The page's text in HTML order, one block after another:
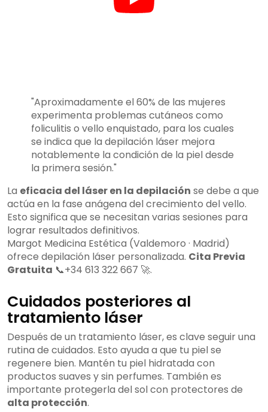
"Aproximadamente el 60% de las mujeres
experimenta problemas cutáneos como
foliculitis o vello enquistado, para los cuales
se indica que la depilación láser mejora
notablemente la condición de la piel desde
la primera sesión."
La eficacia del láser en la depilación se debe a que
actúa en la fase anágena del crecimiento del vello.
Esto significa que se necesitan varias sesiones para
lograr resultados definitivos.
Margot Medicina Estética (Valdemoro · Madrid)
ofrece depilación láser personalizada. Cita Previa
Gratuita 📞+34 613 322 667 🚀.
Cuidados posteriores al
tratamiento láser
Después de un tratamiento láser, es clave seguir una
rutina de cuidados. Esto ayuda a que tu piel se
regenere bien. Mantén tu piel hidratada con
productos suaves y sin perfumes. También es
importante protegerla del sol con protectores de
alta protección.